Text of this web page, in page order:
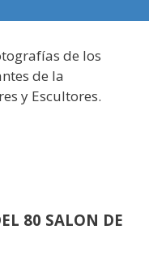
de los
de la
y Escultores.
80 SALON DE